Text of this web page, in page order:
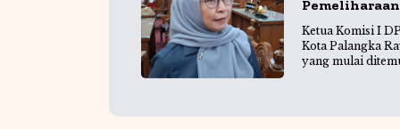
Ketua Komisi I
Kota Palangka
yang mulai